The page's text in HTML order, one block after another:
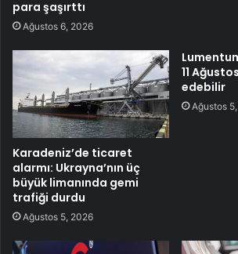
para şaşırttı
Ağustos 6, 2026
Karadeniz’de ticaret
alarmı: Ukrayna’nın üç
büyük limanında gemi
trafiği durdu
Ağustos 5, 2026
11
edebilir
Ağustos